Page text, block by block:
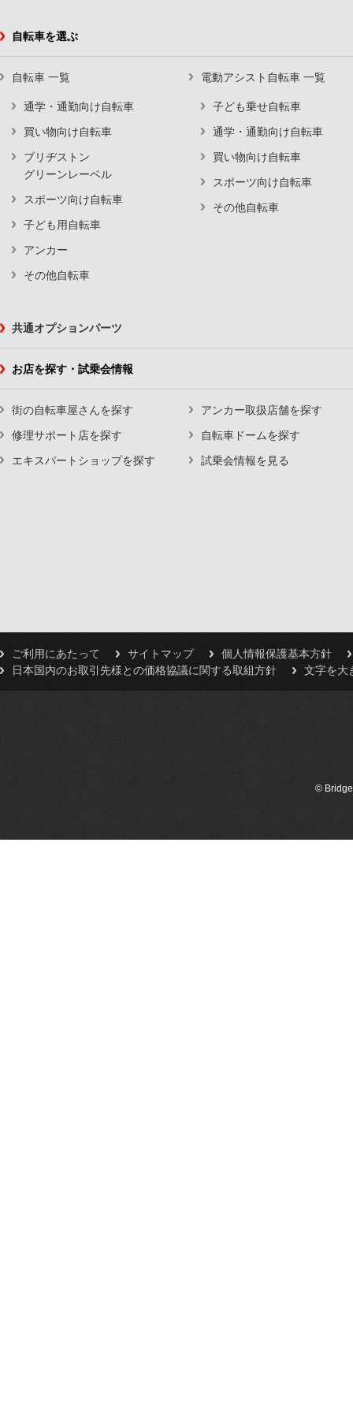
自転車を選ぶ
自転車 一覧
通学・通勤向け自転車
買い物向け自転車
ブリヂストン
グリーンレーベル
スポーツ向け自転車
子ども用自転車
アンカー
その他自転車
電動アシスト自転車 一覧
子ども乗せ自転車
通学・通勤向け自転車
買い物向け自転車
スポーツ向け自転車
その他自転車
共通オプションパーツ
お店を探す・試乗会情報
街の自転車屋さんを探す
修理サポート店を探す
エキスパートショップを探す
アンカー取扱店舗を探す
自転車ドームを探す
試乗会情報を見る
ご利用にあたって サイトマップ
個人情報保護基本方針
日本国内のお取引先様との価格協議に関する取組方針
文字を大
©